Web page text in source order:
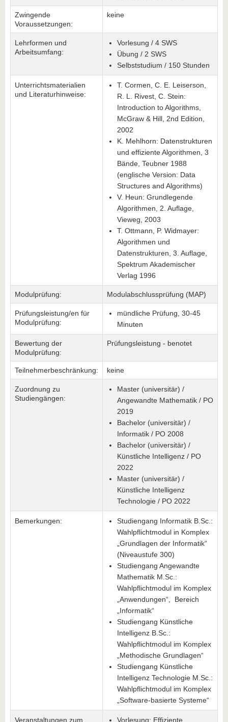
Zwingende
Voraussetzungen:
keine
Lehrformen und
Arbeitsumfang:
Vorlesung / 4 SWS
Übung / 2 SWS
Selbststudium / 150 Stunden
Unterrichtsmaterialien
und Literaturhinweise:
T. Cormen, C. E. Leiserson,
R. L. Rivest, C. Stein:
Introduction to Algorithms,
McGraw & Hill, 2nd Edition,
2002
K. Mehlhorn: Datenstrukturen
und effiziente Algorithmen, 3
Bände, Teubner 1988
(englische Version: Data
Structures and Algorithms)
V. Heun: Grundlegende
Algorithmen, 2. Auflage,
Vieweg, 2003
T. Ottmann, P. Widmayer:
Algorithmen und
Datenstrukturen, 3. Auflage,
Spektrum Akademischer
Verlag 1996
Modulprüfung: Modulabschlussprüfung (MAP)
Prüfungsleistung/en für
Modulprüfung:
mündliche Prüfung, 30-45
Minuten
Bewertung der
Modulprüfung:
Prüfungsleistung - benotet
Teilnehmerbeschränkung: keine
Zuordnung zu
Studiengängen:
Master (universitär) /
Angewandte Mathematik / PO
2019
Bachelor (universitär) /
Informatik / PO 2008
Bachelor (universitär) /
Künstliche Intelligenz / PO
2022
Master (universitär) /
Künstliche Intelligenz
Technologie / PO 2022
Bemerkungen:
Studiengang Informatik B.Sc.:
Wahlpflichtmodul in Komplex
„Grundlagen der Informatik“
(Niveaustufe 300)
Studiengang Angewandte
Mathematik M.Sc.:
Wahlpflichtmodul im Komplex
„Anwendungen“, Bereich
„Informatik“
Studiengang Künstliche
Intelligenz B.Sc.:
Wahlpflichtmodul im Komplex
„Methodische Grundlagen“
Studiengang Künstliche
Intelligenz Technologie M.Sc.:
Wahlpflichtmodul im Komplex
„Software-basierte Systeme“
Veranstaltungen zum Vorlesung: Effiziente